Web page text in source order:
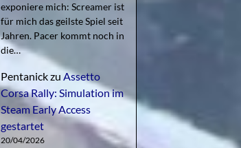
exponiere mich: Screamer ist
für mich das geilste Spiel seit
Jahren. Pacer kommt noch in
die…
Pentanickzu Assetto
Corsa Rally: Simulation im
Steam Early Access
gestartet
20/04/2026